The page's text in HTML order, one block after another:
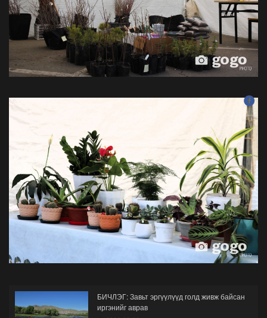
БИЧЛЭГ: Завьт эргүүлүүд голд живж байсан
иргэнийг аврав